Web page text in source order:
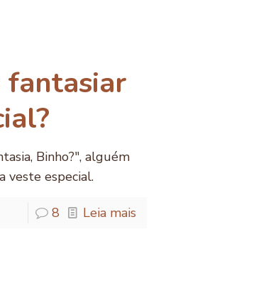
fantasiar
Binho?", alguém
veste especial.
8 Leia mais